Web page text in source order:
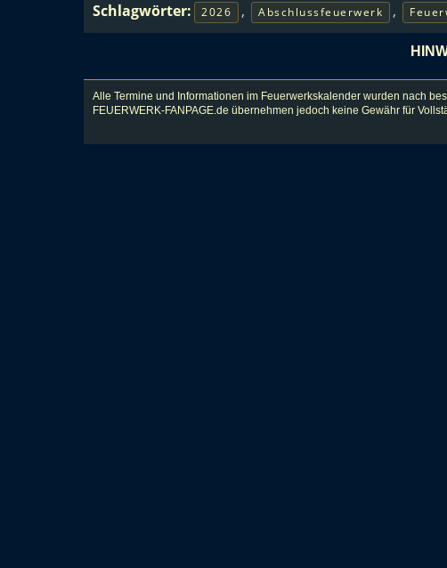
Schlagwörter: 2026 , Abschlussfeuerwerk ,
Alle Termine und Informationen im Feuerwerkskalender wurden nach
FEUERWERK-FANPAGE.de übernehmen jedoch keine Gewähr für